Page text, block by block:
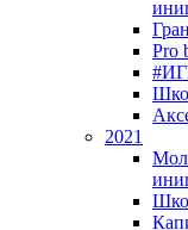
Pro
2021